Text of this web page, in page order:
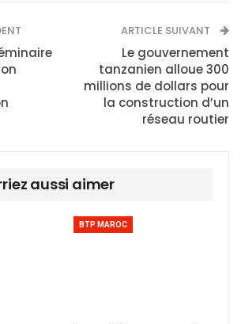
ARTICLE SUIVANT
Le gouvernement
tanzanien alloue 300
millions de dollars pour
la construction d’un
réseau routier
aussi aimer
BTP MAROC